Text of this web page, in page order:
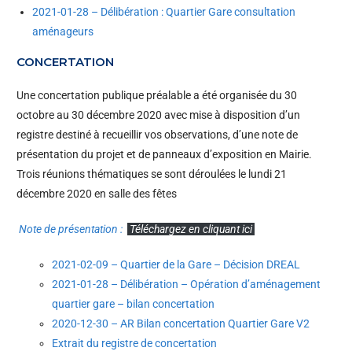
2021-01-28 – Délibération : Quartier Gare consultation
aménageurs
CONCERTATION
Une concertation publique préalable a été organisée du 30
octobre au 30 décembre 2020 avec mise à disposition d’un
registre destiné à recueillir vos observations, d’une note de
présentation du projet et de panneaux d’exposition en Mairie.
Trois réunions thématiques se sont déroulées le lundi 21
décembre 2020 en salle des fêtes
Note de présentation : Téléchargez en cliquant ici
2021-02-09 – Quartier de la Gare – Décision DREAL
2021-01-28 – Délibération – Opération d’aménagement
quartier gare – bilan concertation
2020-12-30 – AR Bilan concertation Quartier Gare V2
Extrait du registre de concertation